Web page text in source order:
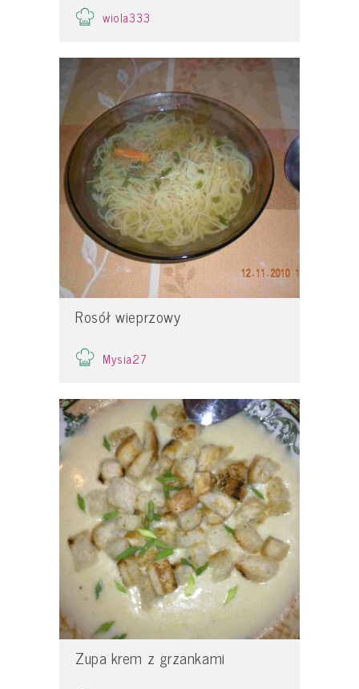
wiola333
Rosół wieprzowy
Mysia27
Zupa krem z grzankami